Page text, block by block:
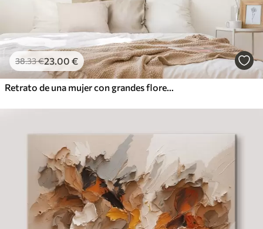
38.33€23.00 €
Retrato de una mujer con grandes flores blancas, sobre un fondo abstracto claro